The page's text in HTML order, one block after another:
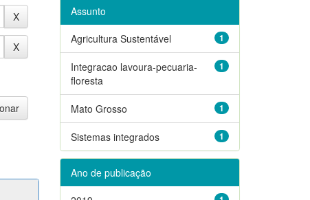
Assunto
1
Agricultura Sustentável
1
Integracao lavoura-pecuaria-
floresta
1
Mato Grosso
1
Sistemas integrados
Ano de publicação